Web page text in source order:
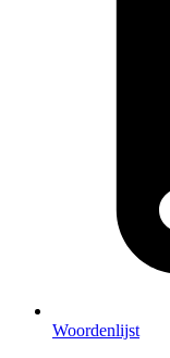
Woordenlijst